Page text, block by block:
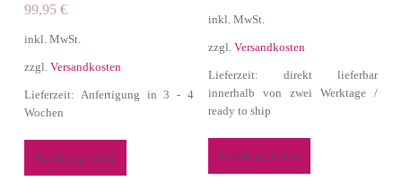
99,95 €
inkl. MwSt.
zzgl. Versandkosten
Lieferzeit: Anfertigung in 3 - 4
Wochen
Ausführung wählen
inkl. MwSt.
zzgl. Versandkosten
Lieferzeit: direkt lieferbar
innerhalb von zwei Werktage /
ready to ship
Ausführung wählen